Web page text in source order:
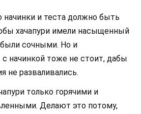
начинки и теста должно быть
хачапури имели насыщенный
сочными. Но и
начинкой тоже не стоит, дабы
не разваливались.
только горячими и
Делают это потому,